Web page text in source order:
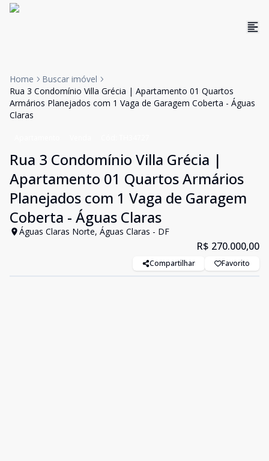
Home
Buscar imóvel
Rua 3 Condomínio Villa Grécia | Apartamento 01 Quartos
Armários Planejados com 1 Vaga de Garagem Coberta - Águas
Claras
Rua 3 Condomínio Villa Grécia |
Apartamento 01 Quartos Armários
Planejados com 1 Vaga de Garagem
Coberta - Águas Claras
Águas Claras Norte, Águas Claras - DF
R$ 270.000,00
Compartilhar Favorito